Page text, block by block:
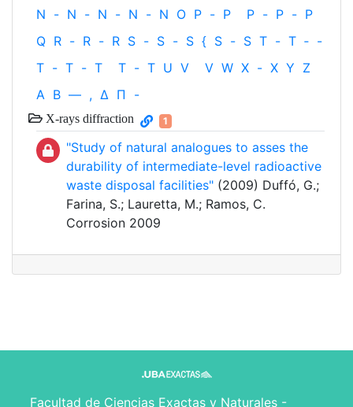
N - N - N - N - N O P - P P - P - P
Q R - R - R S - S - S { S - S T - T ‐ -
T - T - T T - T U V V W X - X Y Z
Α Β — , Δ Π -
X-rays diffraction 1
"Study of natural analogues to asses the
durability of intermediate-level radioactive
waste disposal facilities" (2009) Duffó, G.;
Farina, S.; Lauretta, M.; Ramos, C.
Corrosion 2009
Facultad de Ciencias Exactas y Naturales -